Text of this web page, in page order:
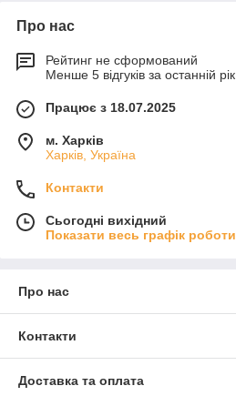
Про нас
Рейтинг не сформований
Менше 5 відгуків за останній рік
Працює з 18.07.2025
м. Харків
Харків, Україна
Контакти
Сьогодні вихідний
Показати весь графік роботи
Про нас
Контакти
Доставка та оплата